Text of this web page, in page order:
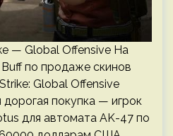
— Global Offensive На
по продаже скинов
Global Offensive
покупка — игрок
для автомата AK-47 по